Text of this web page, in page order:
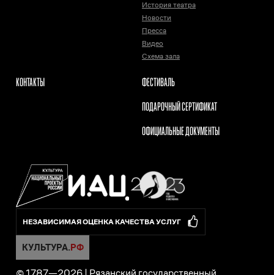
История театра
Новости
Пресса
Видео
Схема зала
КОНТАКТЫ
ФЕСТИВАЛЬ
ПОДАРОЧНЫЙ СЕРТИФИКАТ
ОФИЦИАЛЬНЫЕ ДОКУМЕНТЫ
НЕЗАВИСИМАЯ ОЦЕНКА КАЧЕСТВА УСЛУГ
© 1787—2026 Рязанский государственный